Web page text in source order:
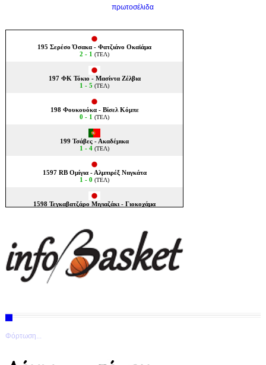
πρωτοσέλιδα
Φόρτωση...